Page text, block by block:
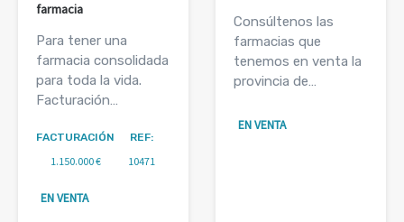
farmacia
Para tener una
farmacia consolidada
para toda la vida.
Facturación…
FACTURACIÓN
1.150.000 €
REF:
10471
EN VENTA
Consúltenos las
farmacias que
tenemos en venta la
provincia de…
EN VENTA